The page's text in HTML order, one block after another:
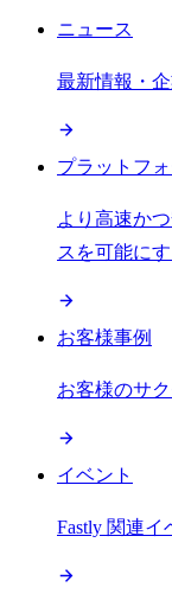
ニュース
最新情報・
プラットフ
より高速か
スを可能に
お客様事例
お客様のサ
イベント
Fastly 関連